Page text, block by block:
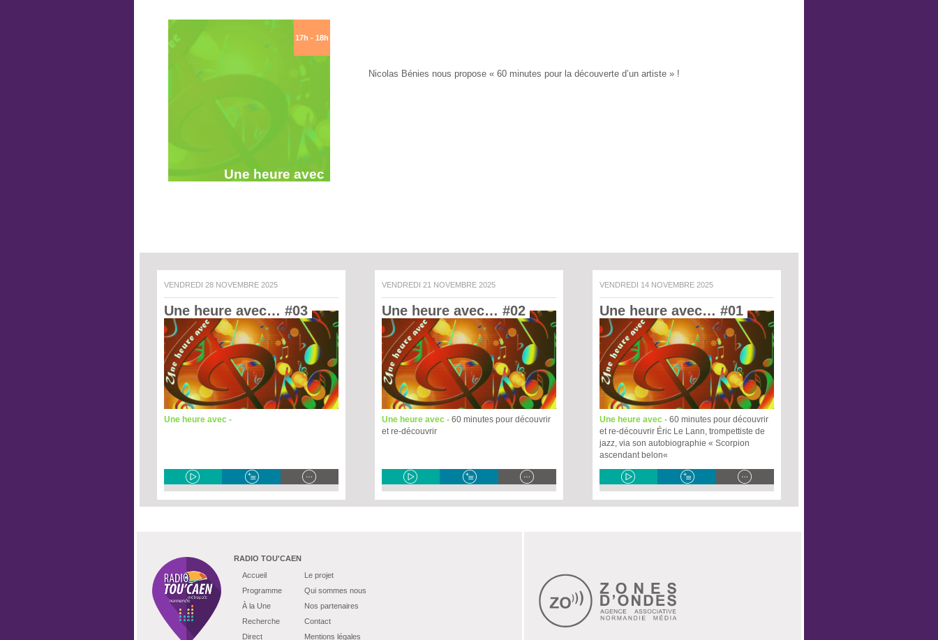
17h - 18h
Une heure avec
Nicolas Bénies nous propose « 60 minutes pour la découverte d’un artiste » !
VENDREDI 28 NOVEMBRE 2025
Une heure avec… #03
Une heure avec -
VENDREDI 21 NOVEMBRE 2025
Une heure avec… #02
Une heure avec - 60 minutes pour découvrir
et re-découvrir
VENDREDI 14 NOVEMBRE 2025
Une heure avec… #01
Une heure avec - 60 minutes pour découvrir
et re-découvrir Éric Le Lann, trompettiste de
jazz, via son autobiographie « Scorpion
ascendant belon«
RADIO TOU'CAEN
Accueil
Programme
À la Une
Recherche
Direct
Le projet
Qui sommes nous
Nos partenaires
Contact
Mentions légales